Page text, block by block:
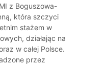
z Boguszowa-
która szczyci
stażem w
działając na
w całej Polsce.
przez